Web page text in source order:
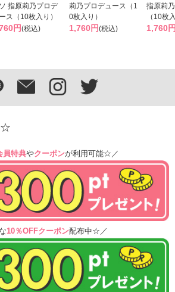
指原莉乃プロデ
ス（10枚入り）
円(税込)
莉乃プロデュース（1
0枚入り）
1,760円(税込)
指原莉
（10枚
1,760
☆
員特典やクーポンが利用可能☆／
10％OFFクーポン配布中☆／